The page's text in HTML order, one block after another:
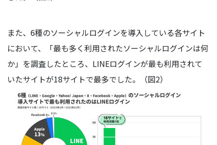
また、6種のソーシャルログインを導入している各サイト
において、「最も多く利用されたソーシャルログインは何
か」を調査したところ、LINEログインが最も利用されて
いたサイトが18サイトで最多でした。（図2）